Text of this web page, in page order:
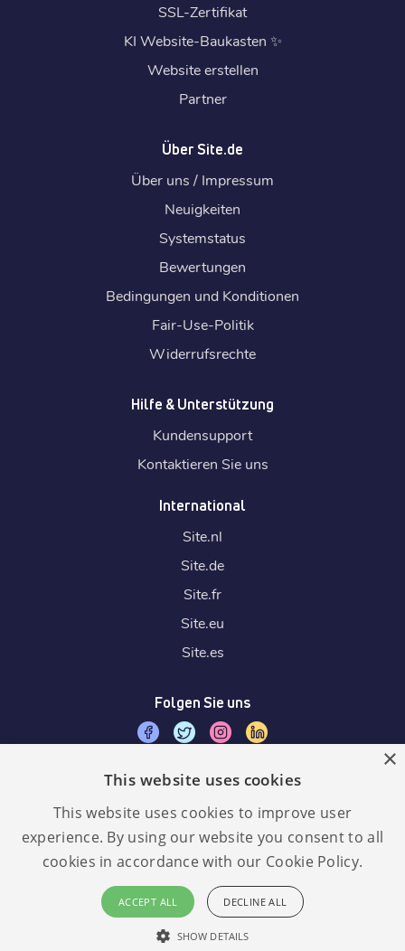
Sprache:
GDPR
konform
SSL-Zertifikat
KI Website-Baukasten ✨
Website erstellen
Partner
Über Site.de
Über uns / Impressum
Neuigkeiten
Systemstatus
Bewertungen
Bedingungen und Konditionen
Fair-Use-Politik
Widerrufsrechte
Hilfe & Unterstützung
Kundensupport
Kontaktieren Sie uns
International
Site.nl
Site.de
Site.fr
Site.eu
Site.es
Folgen Sie uns
Wir akzeptieren
×
This website uses cookies
This website uses cookies to improve user
experience. By using our website you consent to all
cookies in accordance with our Cookie Policy.
ACCEPT ALL DECLINE ALL
SHOW DETAILS